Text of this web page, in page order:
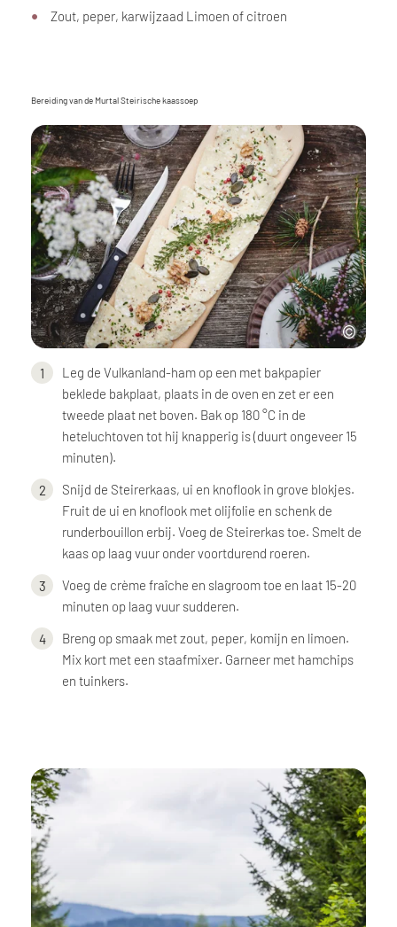
Zout, peper, karwijzaad Limoen of citroen
Bereiding van de Murtal Steirische kaassoep
Leg de Vulkanland-ham op een met bakpapier
beklede bakplaat, plaats in de oven en zet er een
tweede plaat net boven. Bak op 180 °C in de
heteluchtoven tot hij knapperig is (duurt ongeveer 15
minuten).
Snijd de Steirerkaas, ui en knoflook in grove blokjes.
Fruit de ui en knoflook met olijfolie en schenk de
runderbouillon erbij. Voeg de Steirerkas toe. Smelt de
kaas op laag vuur onder voortdurend roeren.
Voeg de crème fraîche en slagroom toe en laat 15-20
minuten op laag vuur sudderen.
Breng op smaak met zout, peper, komijn en limoen.
Mix kort met een staafmixer. Garneer met hamchips
en tuinkers.